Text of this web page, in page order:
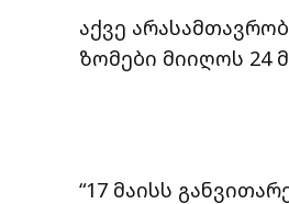
აქვე
ზომები მიიღოს 24
“17 მაისს